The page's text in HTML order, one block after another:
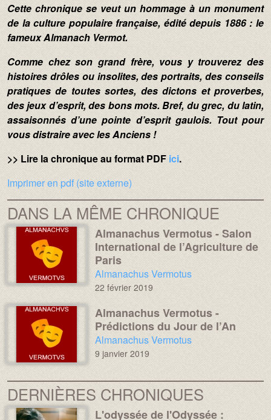
Texte :
Cette chronique se veut un hommage à un monument
de la culture populaire française, édité depuis 1886 : le
fameux Almanach Vermot.
Comme chez son grand frère, vous y trouverez des
histoires drôles ou insolites, des portraits, des conseils
pratiques de toutes sortes, des dictons et proverbes,
des jeux d’esprit, des bons mots. Bref, du grec, du latin,
assaisonnés d’une pointe d’esprit gaulois. Tout pour
vous distraire avec les Anciens !
>> Lire la chronique au format PDF ici.
Imprimer en pdf (site externe)
DANS LA MÊME CHRONIQUE
Image :
Image :
Almanachus Vermotus - Salon
International de l’Agriculture de
Paris
Chronique :
Almanachus Vermotus
22 février 2019
Image :
Image :
Almanachus Vermotus -
Prédictions du Jour de l’An
Chronique :
Almanachus Vermotus
9 janvier 2019
DERNIÈRES CHRONIQUES
Média :
Image : L'odyssée de l'Odyssée :